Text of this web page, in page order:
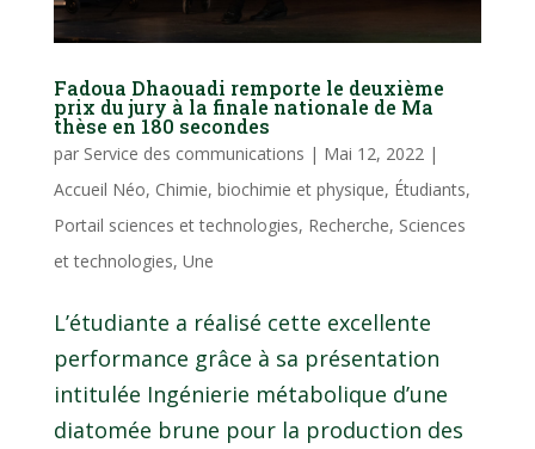
Fadoua Dhaouadi remporte le deuxième
prix du jury à la finale nationale de Ma
thèse en 180 secondes
par Service des communications | Mai 12, 2022|
Accueil Néo, Chimie, biochimie et physique, Étudiants,
Portail sciences et technologies, Recherche, Sciences
et technologies, Une
L’étudiante a réalisé cette excellente
performance grâce à sa présentation
intitulée Ingénierie métabolique d’une
diatomée brune pour la production des